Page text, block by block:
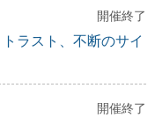
開催終了
ラスト、不断のサイ
開催終了